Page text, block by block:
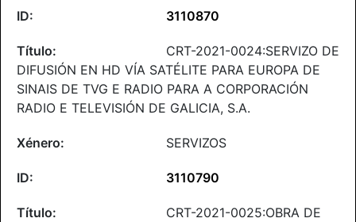
3110870
CRT-2021-0024:SERVIZO DE
DIFUSIÓN EN HD VÍA SATÉLITE PARA EUROPA DE
SINAIS DE TVG E RADIO PARA A CORPORACIÓN
RADIO E TELEVISIÓN DE GALICIA, S.A.
SERVIZOS
3110790
CRT-2021-0025:OBRA DE